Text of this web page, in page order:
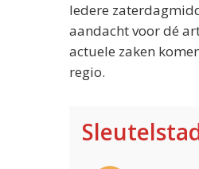
Iedere
aandacht voor dé
actuele zaken
regio.